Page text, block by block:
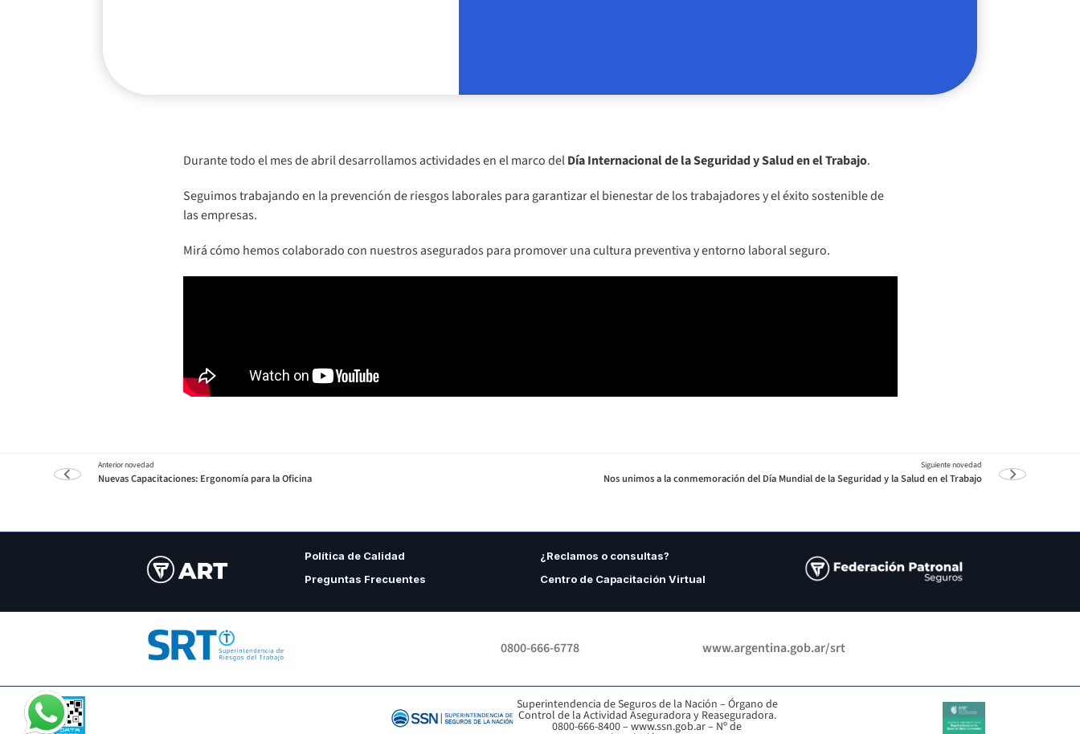
Durante todo el mes de abril desarrollamos actividades en el marco delDía Internacional de la Seguridad y Salud en el Trabajo.
Seguimos trabajando en la prevención de riesgos laborales para garantizar el bienestar de los trabajadores y el éxito sostenible de
las empresas.
Mirá cómo hemos colaborado con nuestros asegurados para promover una cultura preventiva y entorno laboral seguro.
Nuevas Capacitaciones: Ergonomía para la Oficina Nos unimos a la conmemoración del Día Mundial de la Seguridad y la Salud en el Trabajo
Política de Calidad
Preguntas Frecuentes
¿Reclamos o consultas?
Centro de Capacitación Virtual
0800-666-6778 www.argentina.gob.ar/srt
Superintendencia de Seguros de la Nación – Órgano de
Control de la Actividad Aseguradora y Reaseguradora.
0800-666-8400 –www.ssn.gob.ar– Nº de